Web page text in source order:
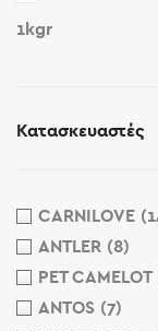
1kgr
Κατασκευαστές
CARNILOVE
ANTLER (8)
PET CAMELOT
ANTOS (7)